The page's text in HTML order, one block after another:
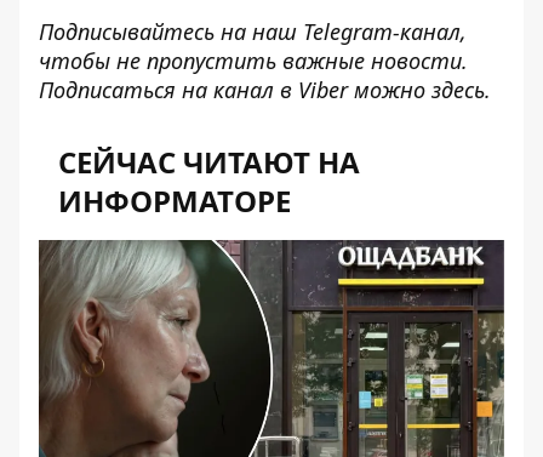
Подписывайтесь на наш Telegram-канал,
чтобы не пропустить важные новости.
Подписаться на канал в Viber можно здесь.
СЕЙЧАС ЧИТАЮТ НА
ИНФОРМАТОРЕ